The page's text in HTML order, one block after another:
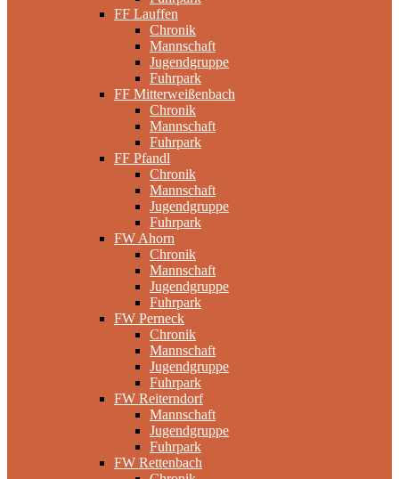
FF Lauffen
Chronik
Mannschaft
Jugendgruppe
Fuhrpark
FF Mitterweißenbach
Chronik
Mannschaft
Fuhrpark
FF Pfandl
Chronik
Mannschaft
Jugendgruppe
Fuhrpark
FW Ahorn
Chronik
Mannschaft
Jugendgruppe
Fuhrpark
FW Perneck
Chronik
Mannschaft
Jugendgruppe
Fuhrpark
FW Reiterndorf
Mannschaft
Jugendgruppe
Fuhrpark
FW Rettenbach